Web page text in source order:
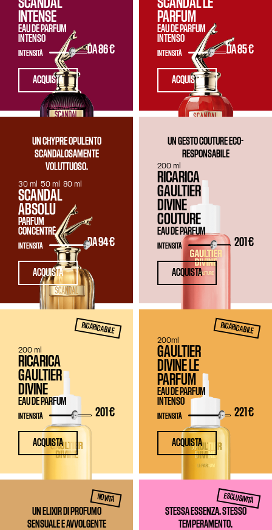
SCANDAL
INTENSE
EAU DE PARFUM
INTENSO
DA86 €
INTENSITÀ
ACQUISTA
SCANDAL LE
PARFUM
EAU DE PARFUM
INTENSO
DA85 €
INTENSITÀ
ACQUISTA
UN CHYPRE OPULENTO
SCANDALOSAMENTE
VOLUTTUOSO.
SCANDAL
ABSOLU
PARFUM
CONCENTRÉ
DA94 €
INTENSITÀ
30 ml 50 ml 80 ml
ACQUISTA
UN GESTO COUTURE ECO-
RESPONSABILE
RICARICA
GAULTIER
DIVINE
COUTURE
EAU DE PARFUM
201 €
INTENSITÀ
200 ml
ACQUISTA
RICARICABILE
RICARICA
GAULTIER
DIVINE
EAU DE PARFUM
201 €
INTENSITÀ
200 ml
ACQUISTA
RICARICABILE
GAULTIER
DIVINE LE
PARFUM
EAU DE PARFUM
INTENSO
221 €
INTENSITÀ
200ml
ACQUISTA
NOVITÀ
UN ELIXIR DI PROFUMO
SENSUALE E AVVOLGENTE
ESCLUSIVITÀ
STESSA ESSENZA. STESSO
TEMPERAMENTO.